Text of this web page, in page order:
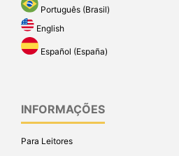
Português (Brasil)
English
Español (España)
INFORMAÇÕES
Para Leitores